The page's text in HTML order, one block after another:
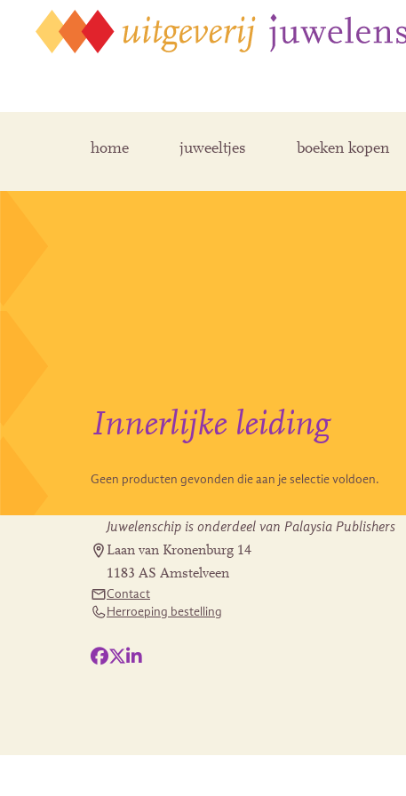
home juweeltjes boeken kopen
Innerlijke leiding
Geen producten gevonden die aan je selectie voldoen.
Juwelenschip is onderdeel van Palaysia Publishers
Laan van Kronenburg 14
1183 AS Amstelveen
Contact
Herroeping bestelling